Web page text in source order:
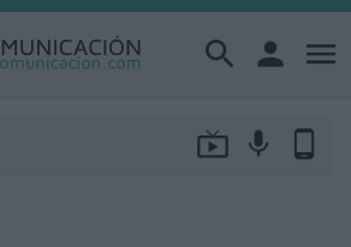
search person menu
live_tv mic phone_android